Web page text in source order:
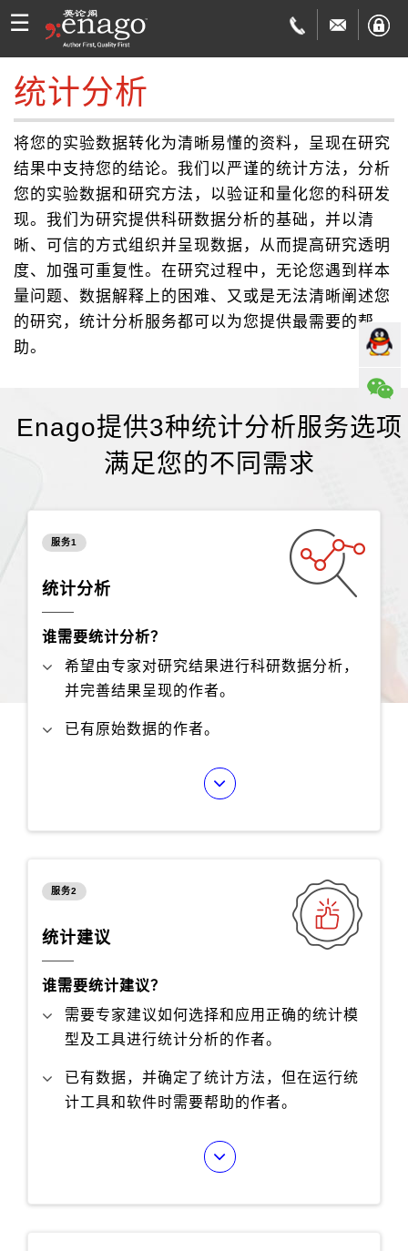
☰
英
文
润
色
SCI
期
刊
论
文
学
术
翻
译
费
用
与
品
质
免
务
单
统计分析
将您的实验数据转化为清晰易懂的资料，呈现在研究
结果中支持您的结论。我们以严谨的统计方法，分析
您的实验数据和研究方法，以验证和量化您的科研发
现。我们为研究提供科研数据分析的基础，并以清
晰、可信的方式组织并呈现数据，从而提高研究透明
度、加强可重复性。在研究过程中，无论您遇到样本
量问题、数据解释上的困难、又或是无法清晰阐述您
的研究，统计分析服务都可以为您提供最需要的帮
助。
Enago提供3种统计分析服务选项
满足您的不同需求
服务1
统计分析
谁需要统计分析？
希望由专家对研究结果进行科研数据分析，
并完善结果呈现的作者。
已有原始数据的作者。
服务2
统计建议
谁需要统计建议？
需要专家建议如何选择和应用正确的统计模
型及工具进行统计分析的作者。
已有数据，并确定了统计方法，但在运行统
计工具和软件时需要帮助的作者。